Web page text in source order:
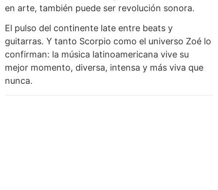
en arte, también puede ser revolución sonora.
El pulso del continente late entre beats y
guitarras. Y tanto Scorpio como el universo Zoé lo
confirman: la música latinoamericana vive su
mejor momento, diversa, intensa y más viva que
nunca.